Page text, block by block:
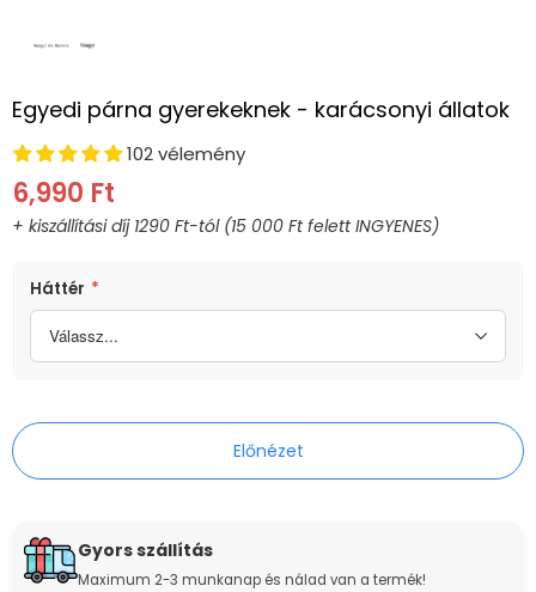
Egyedi párna gyerekeknek - karácsonyi állatok
102 vélemény
6,990 Ft
SZÍN
MÉRET
Háttér *
Előnézet
Gyors szállítás
Maximum 2-3 munkanap és nálad van a termék!